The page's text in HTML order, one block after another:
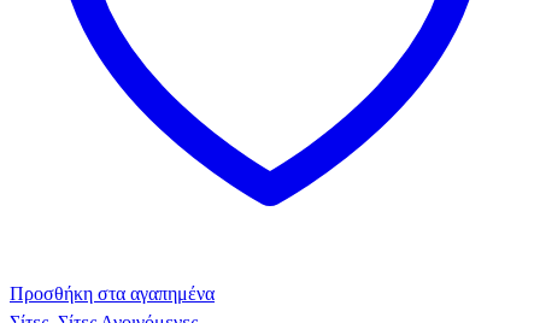
Προσθήκη στα αγαπημένα